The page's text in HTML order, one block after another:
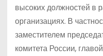
высоких должностей в
организациях. В
заместителем
комитета России,